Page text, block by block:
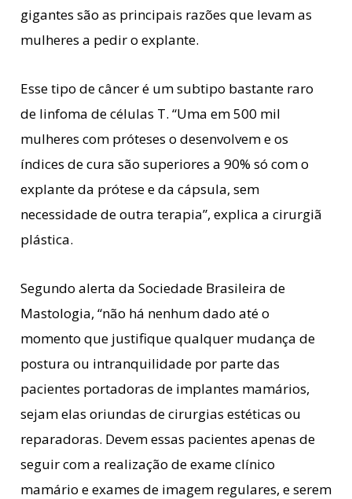
gigantes são as principais razões que levam as
mulheres a pedir o explante.
Esse tipo de câncer é um subtipo bastante raro
de linfoma de células T. “Uma em 500 mil
mulheres com próteses o desenvolvem e os
índices de cura são superiores a 90% só com o
explante da prótese e da cápsula, sem
necessidade de outra terapia”, explica a cirurgiã
plástica.
Segundo alerta da Sociedade Brasileira de
Mastologia, “não há nenhum dado até o
momento que justifique qualquer mudança de
postura ou intranquilidade por parte das
pacientes portadoras de implantes mamários,
sejam elas oriundas de cirurgias estéticas ou
reparadoras. Devem essas pacientes apenas de
seguir com a realização de exame clínico
mamário e exames de imagem regulares, e serem